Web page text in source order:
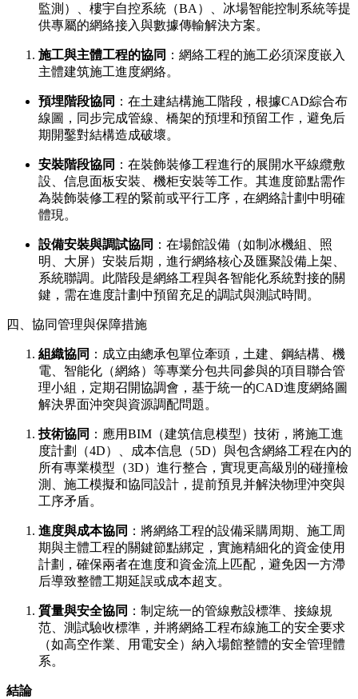
監測）、樓宇自控系統（BA）、冰場智能控制系統等提
供專屬的網絡接入與數據傳輸解決方案。
施工與主體工程的協同 ：網絡工程的施工必須深度嵌入
主體建筑施工進度網絡。
預埋階段協同 ：在土建結構施工階段，根據CAD綜合布
線圖，同步完成管線、橋架的預埋和預留工作，避免后
期開鑿對結構造成破壞。
安裝階段協同 ：在裝飾裝修工程進行的展開水平線纜敷
設、信息面板安裝、機柜安裝等工作。其進度節點需作
為裝飾裝修工程的緊前或平行工序，在網絡計劃中明確
體現。
設備安裝與調試協同 ：在場館設備（如制冰機組、照
明、大屏）安裝后期，進行網絡核心及匯聚設備上架、
系統聯調。此階段是網絡工程與各智能化系統對接的關
鍵，需在進度計劃中預留充足的調試與測試時間。
四、協同管理與保障措施
組織協同 ：成立由總承包單位牽頭，土建、鋼結構、機
電、智能化（網絡）等專業分包共同參與的項目聯合管
理小組，定期召開協調會，基于統一的CAD進度網絡圖
解決界面沖突與資源調配問題。
技術協同 ：應用BIM（建筑信息模型）技術，將施工進
度計劃（4D）、成本信息（5D）與包含網絡工程在內的
所有專業模型（3D）進行整合，實現更高級別的碰撞檢
測、施工模擬和協同設計，提前預見并解決物理沖突與
工序矛盾。
進度與成本協同 ：將網絡工程的設備采購周期、施工周
期與主體工程的關鍵節點綁定，實施精細化的資金使用
計劃，確保兩者在進度和資金流上匹配，避免因一方滯
后導致整體工期延誤或成本超支。
質量與安全協同 ：制定統一的管線敷設標準、接線規
范、測試驗收標準，并將網絡工程布線施工的安全要求
（如高空作業、用電安全）納入場館整體的安全管理體
系。
結論